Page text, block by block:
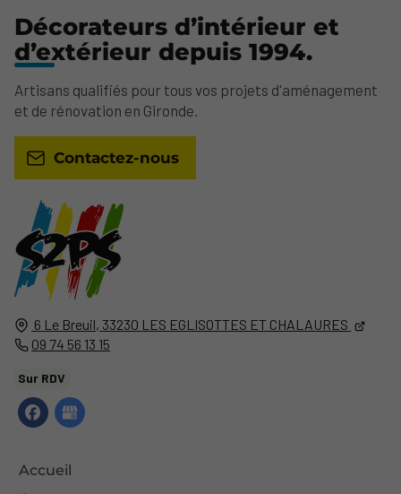
6 Le Breuil, 33230 LES EGLISOTTES ET CHALAURES
09 74 56 13 15
Sur RDV
Accueil
Décorateurs d’intérieur et
d’extérieur depuis 1994.
Artisans qualifiés pour tous vos projets d'aménagement
et de rénovation en Gironde.
Contactez-nous